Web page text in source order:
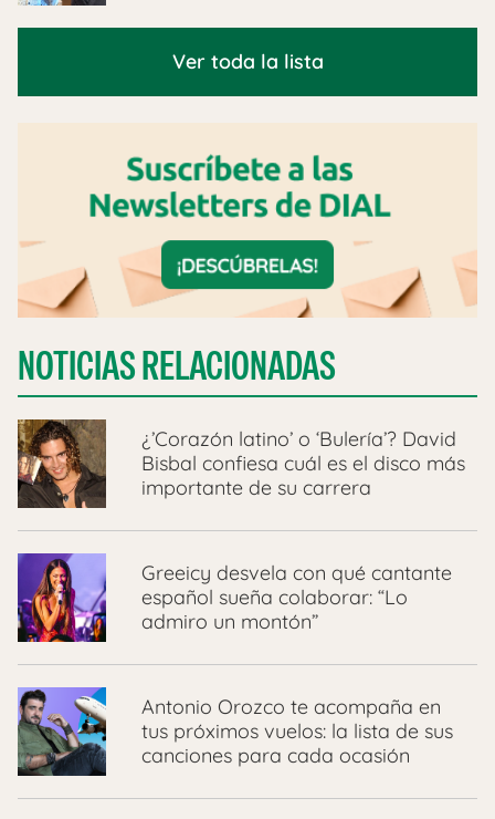
Ver toda la lista
NOTICIAS RELACIONADAS
¿’Corazón latino’ o ‘Bulería’? David
Bisbal confiesa cuál es el disco más
importante de su carrera
Greeicy desvela con qué cantante
español sueña colaborar: “Lo
admiro un montón”
Antonio Orozco te acompaña en
tus próximos vuelos: la lista de sus
canciones para cada ocasión